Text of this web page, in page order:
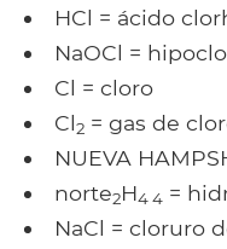
HCl = ácido
NaOCl =
Cl = cloro
Cl2= gas de
NUEVA
norte2H4 4 =
NaCl = cloruro